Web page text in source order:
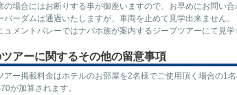
の場合にはお断りする事が御座いますので、お早めにお問い合
バーダムは通過いたしますが、車両を止めて見学出来ません。
ュメントバレーではナバホ族が案内するジープツアーにて見学
ツアーに関するその他の留意事項
ー掲載料金はホテルのお部屋を2名様でご使用頂く場合の1
が加算されます。